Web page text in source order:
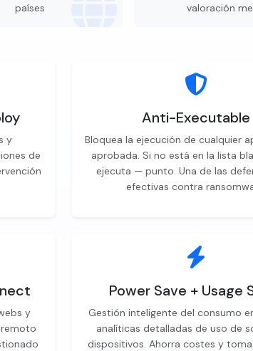
países valoración
y
de
Anti-Executable
Bloquea la ejecución de cualquier
aprobada. Si no está en la lista
ejecuta — punto. Una de las
efectivas contra
y
Power Save + Usage
Gestión inteligente del consumo
analíticas detalladas de uso de
dispositivos. Ahorra costes y